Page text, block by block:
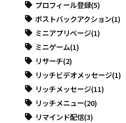
プロフィール登録(5)
ポストバックアクション(1)
ミニアプリページ(1)
ミニゲーム(1)
リサーチ(2)
リッチビデオメッセージ(1)
リッチメッセージ(11)
リッチメニュー(20)
リマインド配信(3)